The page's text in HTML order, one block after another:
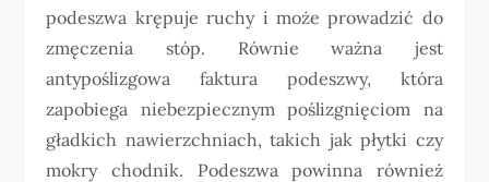
podeszwa krępuje ruchy i może prowadzić do
zmęczenia stóp. Równie ważna jest
antypoślizgowa faktura podeszwy, która
zapobiega niebezpiecznym poślizgnięciom na
gładkich nawierzchniach, takich jak płytki czy
mokry chodnik. Podeszwa powinna również